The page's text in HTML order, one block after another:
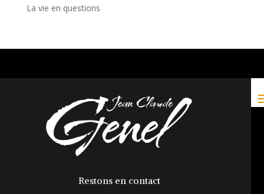
La vie en questions
Restons en contact